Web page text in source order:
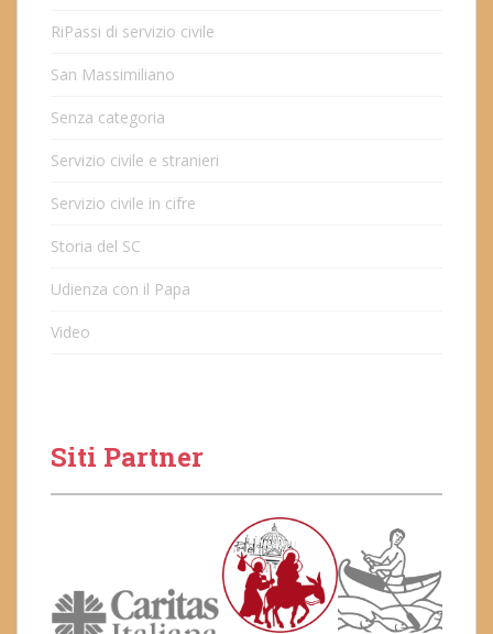
RiPassi di servizio civile
San Massimiliano
Senza categoria
Servizio civile e stranieri
Servizio civile in cifre
Storia del SC
Udienza con il Papa
Video
Siti Partner